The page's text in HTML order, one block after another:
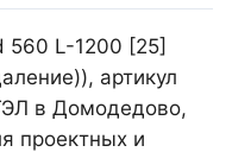
560 L-1200 [25]
артикул
в Домодедово,
проектных и